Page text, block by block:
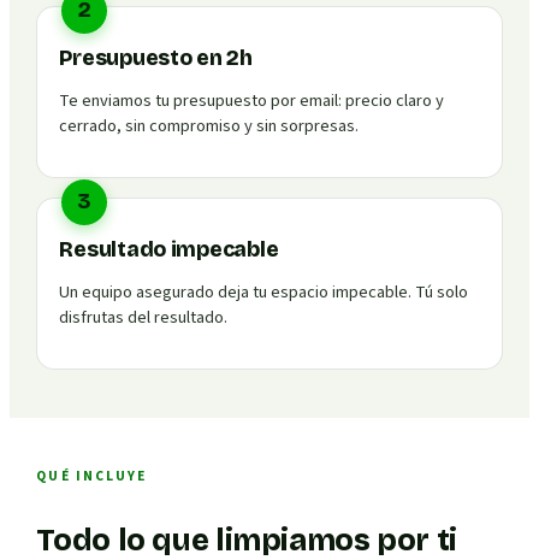
2
Presupuesto en 2h
Te enviamos tu presupuesto por email: precio claro y
cerrado, sin compromiso y sin sorpresas.
3
Resultado impecable
Un equipo asegurado deja tu espacio impecable. Tú solo
disfrutas del resultado.
QUÉ INCLUYE
Todo lo que limpiamos por ti